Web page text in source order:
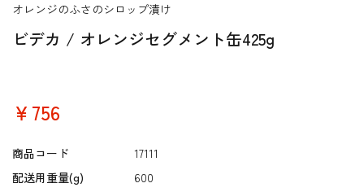
ビデカ / オレンジセグメント缶425g
オレンジのふさのシロップ漬け
￥756
商品コード
17111
配送用重量(g)
600